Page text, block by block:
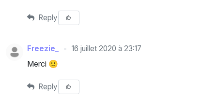
Reply
Freezie_ 16 juillet 2020 à 23:17
Merci 🙂
Reply